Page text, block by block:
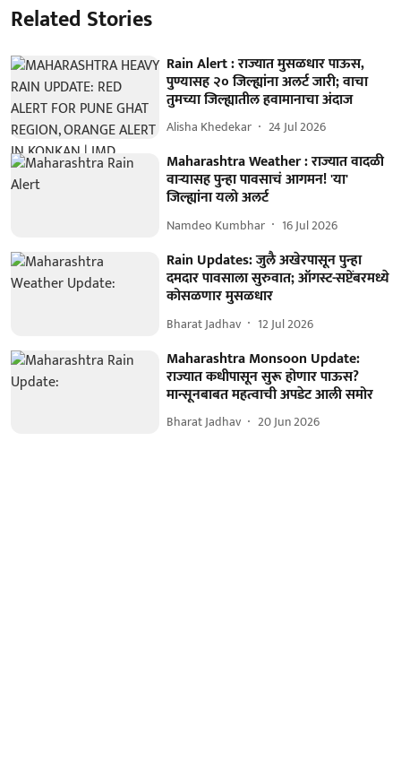
Related Stories
Rain Alert : राज्यात मुसळधार पाऊस,
पुण्यासह २० जिल्ह्यांना अलर्ट जारी; वाचा
तुमच्या जिल्ह्यातील हवामानाचा अंदाज
Alisha Khedekar 24 Jul 2026
Maharashtra Weather : राज्यात वादळी
वाऱ्यासह पुन्हा पावसाचं आगमन! 'या'
जिल्ह्यांना यलो अलर्ट
Namdeo Kumbhar 16 Jul 2026
Rain Updates: जुलै अखेरपासून पुन्हा
दमदार पावसाला सुरुवात; ऑगस्ट-सप्टेंबरमध्ये
कोसळणार मुसळधार
Bharat Jadhav 12 Jul 2026
Maharashtra Monsoon Update:
राज्यात कधीपासून सुरू होणार पाऊस?
मान्सूनबाबत महत्वाची अपडेट आली समोर
Bharat Jadhav 20 Jun 2026